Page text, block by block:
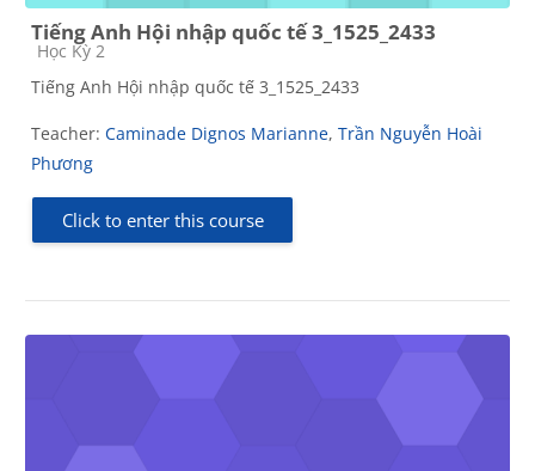
Tiếng Anh Hội nhập quốc tế 3_1525_2433
Course category
Học Kỳ 2
Tiếng Anh Hội nhập quốc tế 3_1525_2433
Teacher: Caminade Dignos Marianne, Trần Nguyễn Hoài
Phương
Click to enter this course